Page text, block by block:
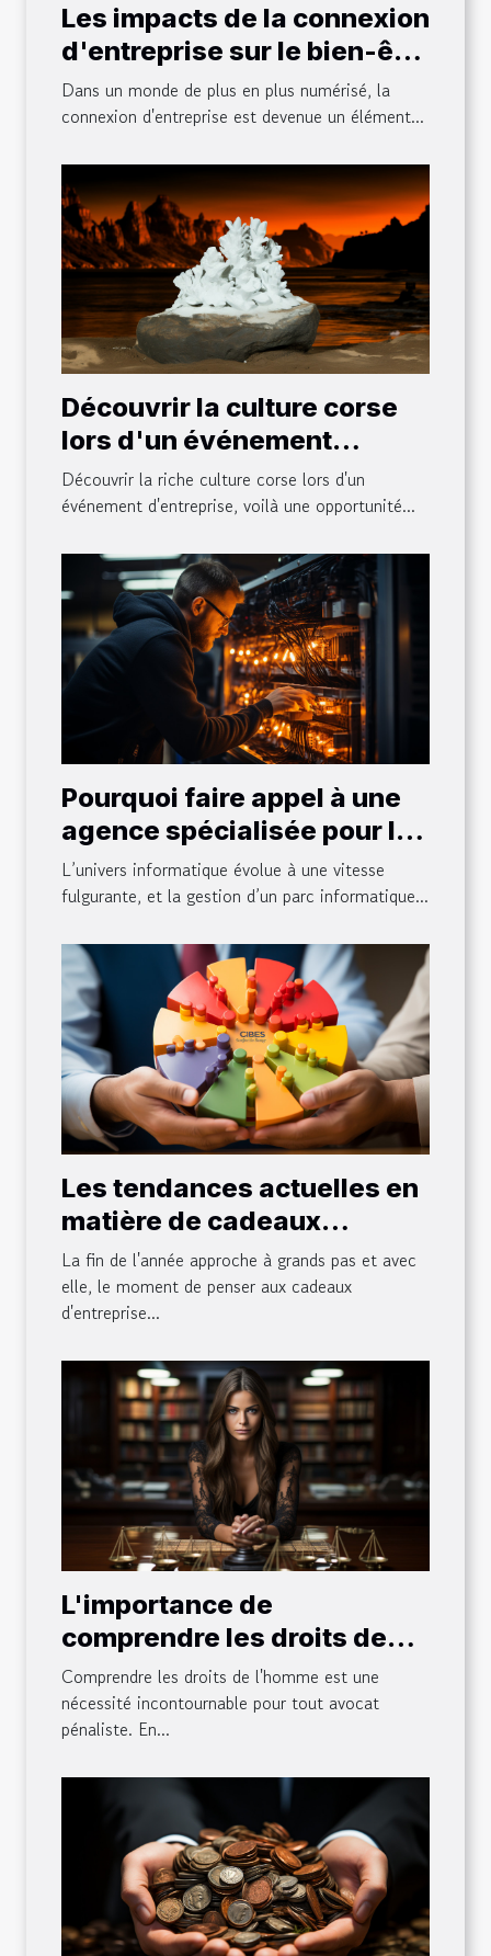
Les impacts de la connexion
d'entreprise sur le bien-être
des employés
Dans un monde de plus en plus numérisé, la
connexion d'entreprise est devenue un élément...
Découvrir la culture corse
lors d'un événement
d'entreprise
Découvrir la riche culture corse lors d'un
événement d'entreprise, voilà une opportunité...
Pourquoi faire appel à une
agence spécialisée pour la
maintenance et la gestion
de votre parc informatique
L’univers informatique évolue à une vitesse
fulgurante, et la gestion d’un parc informatique...
Les tendances actuelles en
matière de cadeaux
d'entreprise de fin d'année
La fin de l'année approche à grands pas et avec
elle, le moment de penser aux cadeaux
d'entreprise...
L'importance de
comprendre les droits de
l'homme pour un avocat
pénaliste
Comprendre les droits de l'homme est une
nécessité incontournable pour tout avocat
pénaliste. En...